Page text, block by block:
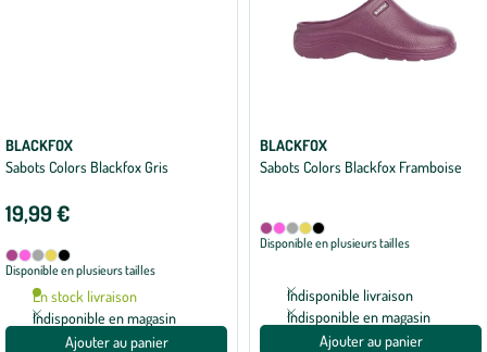
BLACKFOX
Sabots Colors Blackfox Gris
19,99 €
Disponible
en
coloris
Framboise
Fuchsia
GrisMoutarde
Noir
Disponible en plusieurs tailles
En stock livraison
Indisponible en magasin
Ajouter au panier
BLACKFOX
Sabots Colors Blackfox Framboise
Disponible
en
Framboise
Fuchsia
GrisMoutarde
Noir
Disponible en plusieurs tailles
Indisponible livraison
Indisponible en magasin
Ajouter au panier